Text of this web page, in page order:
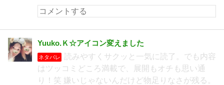
Yuuko.Ｋ☆アイコン変えました
ネタバレ
読みやすくサクッと一気に読了。でも内容
はツッコミどころ満載で、展開もオチも思い通
り！笑 嫌いじゃないんだけど物足りなさが残る。